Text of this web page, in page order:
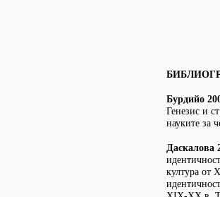
Бурдийо
Генезис и
науките за
Даскалова
култура от